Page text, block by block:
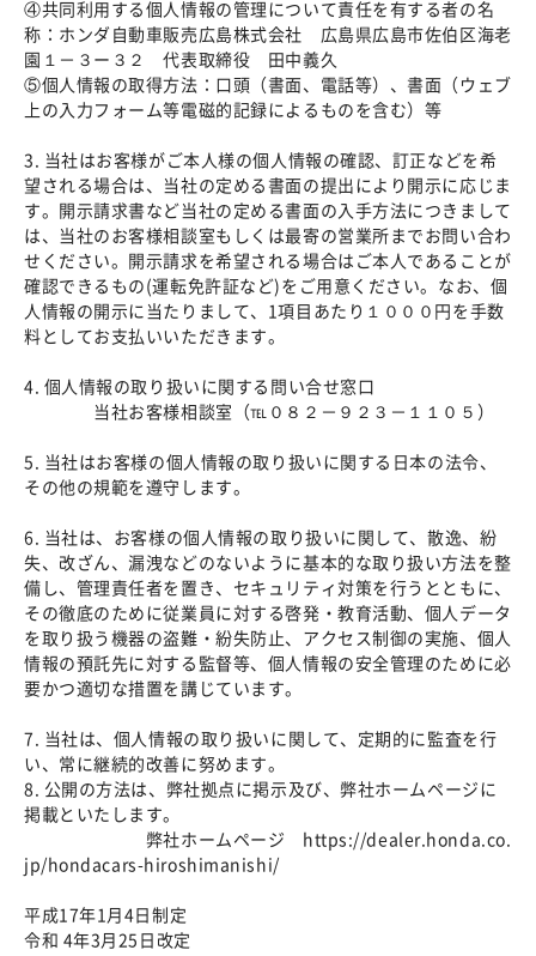
④共同利用する個人情報の管理について責任を有する者の名
称：ホンダ自動車販売広島株式会社 広島県広島市佐伯区海老
園１－３ー３２ 代表取締役 田中義久
⑤個人情報の取得方法：口頭（書面、電話等）、書面（ウェブ
上の入力フォーム等電磁的記録によるものを含む）等
3. 当社はお客様がご本人様の個人情報の確認、訂正などを希
望される場合は、当社の定める書面の提出により開示に応じま
す。開示請求書など当社の定める書面の入手方法につきまして
は、当社のお客様相談室もしくは最寄の営業所までお問い合わ
せください。開示請求を希望される場合はご本人であることが
確認できるもの(運転免許証など)をご用意ください。なお、個
人情報の開示に当たりまして、1項目あたり１０００円を手数
料としてお支払いいただきます。
4. 個人情報の取り扱いに関する問い合せ窓口
当社お客様相談室（℡０８２－９２３－１１０５）
5. 当社はお客様の個人情報の取り扱いに関する日本の法令、
その他の規範を遵守します。
6. 当社は、お客様の個人情報の取り扱いに関して、散逸、紛
失、改ざん、漏洩などのないように基本的な取り扱い方法を整
備し、管理責任者を置き、セキュリティ対策を行うとともに、
その徹底のために従業員に対する啓発・教育活動、個人データ
を取り扱う機器の盗難・紛失防止、アクセス制御の実施、個人
情報の預託先に対する監督等、個人情報の安全管理のために必
要かつ適切な措置を講じています。
7. 当社は、個人情報の取り扱いに関して、定期的に監査を行
い、常に継続的改善に努めます。
8. 公開の方法は、弊社拠点に掲示及び、弊社ホームページに
掲載といたします。
弊社ホームページ https://dealer.honda.co.
jp/hondacars-hiroshimanishi/
平成17年1月4日制定
令和 4年3月25日改定